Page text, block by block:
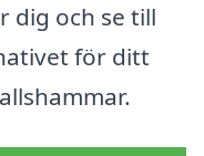
dig och se till
för ditt